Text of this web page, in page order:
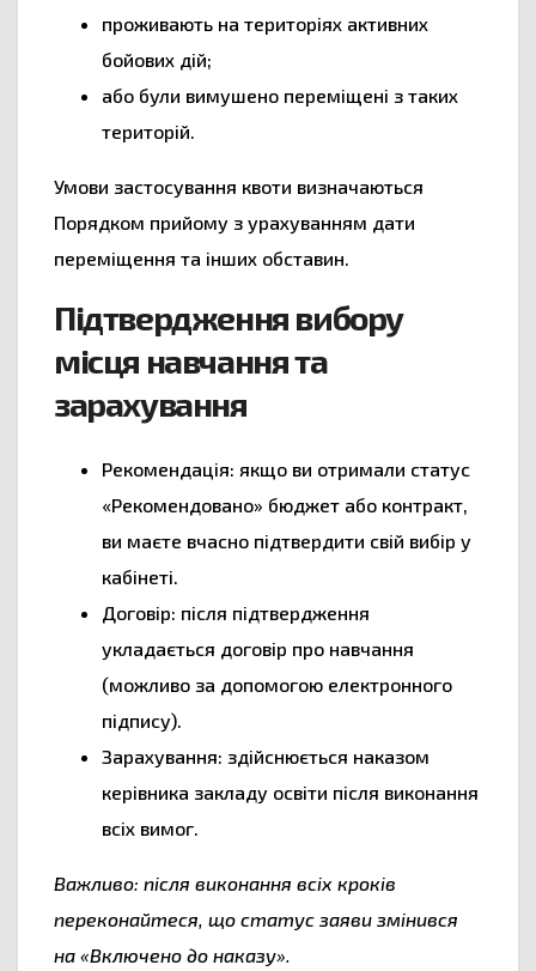
проживають на територіях активних
бойових дій;
або були вимушено переміщені з таких
територій.
Умови застосування квоти визначаються
Порядком прийому з урахуванням дати
переміщення та інших обставин.
Підтвердження вибору
місця навчання та
зарахування
Рекомендація: якщо ви отримали статус
«Рекомендовано» бюджет або контракт,
ви маєте вчасно підтвердити свій вибір у
кабінеті.
Договір: після підтвердження
укладається договір про навчання
(можливо за допомогою електронного
підпису).
Зарахування: здійснюється наказом
керівника закладу освіти після виконання
всіх вимог.
Важливо: після виконання всіх кроків
переконайтеся, що статус заяви змінився
на «Включено до наказу».